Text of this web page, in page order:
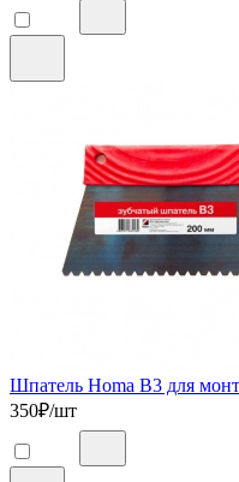
Шпатель Homa B3 для
350₽/шт